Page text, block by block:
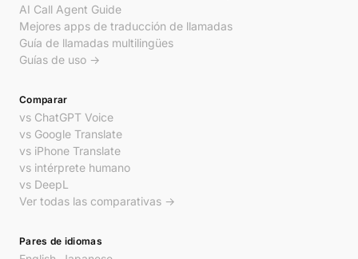
AI Call Agent Guide
Mejores apps de traducción de llamadas
Guía de llamadas multilingües
Guías de uso →
Comparar
vs ChatGPT Voice
vs Google Translate
vs iPhone Translate
vs intérprete humano
vs DeepL
Ver todas las comparativas →
Pares de idiomas